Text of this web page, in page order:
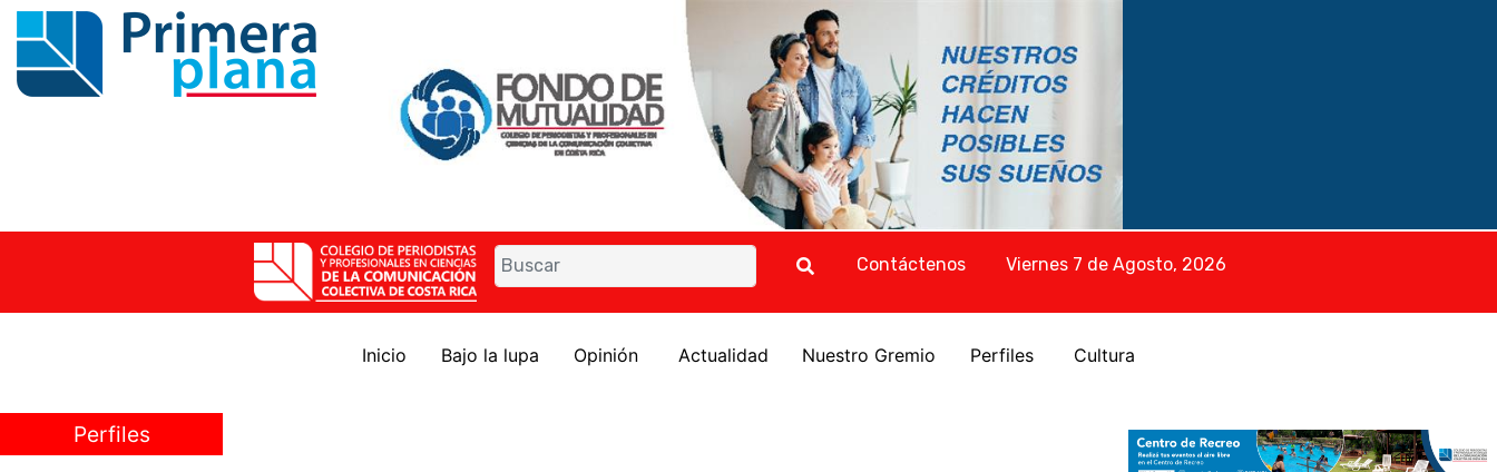
Contáctenos Viernes 7 de Agosto, 2026
Inicio Bajo la lupa Opinión Actualidad Nuestro Gremio Perfiles Cultura
Perfiles